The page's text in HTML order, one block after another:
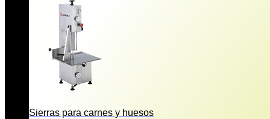
Sierras para carnes y huesos